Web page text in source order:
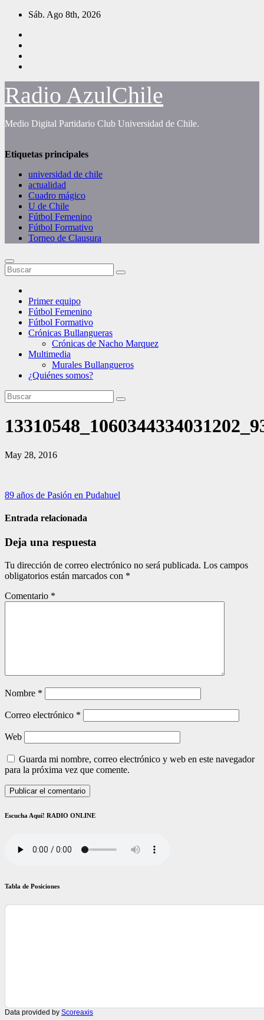
Saltar
contenido
Sáb. Ago 8th, 2026
Radio AzulChile
Medio Digital Partidario Club Universidad de Chile.
Etiquetas principales
universidad de chile
actualidad
Cuadro mágico
U de Chile
Fútbol Femenino
Fútbol Formativo
Torneo de Clausura
Primer equipo
Fútbol Femenino
Fútbol Formativo
Crónicas Bullangueras
Crónicas de Nacho Marquez
Multimedia
Murales Bullangueros
¿Quiénes somos?
May 28, 2016
Navegación
de
89 años de Pasión en Pudahuel
Entrada relacionada
Deja una respuesta
Tu dirección de correo electrónico no será publicada. Los campos
obligatorios están marcados con *
Comentario *
Nombre *
Correo electrónico *
Web
Guarda mi nombre, correo electrónico y web en este navegador
para la próxima vez que comente.
Escucha Aquí! RADIO ONLINE
Tabla de Posiciones
Data provided by Scoreaxis